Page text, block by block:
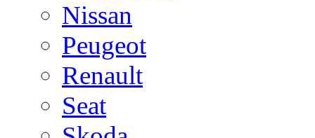
Nissan
Peugeot
Renault
Seat